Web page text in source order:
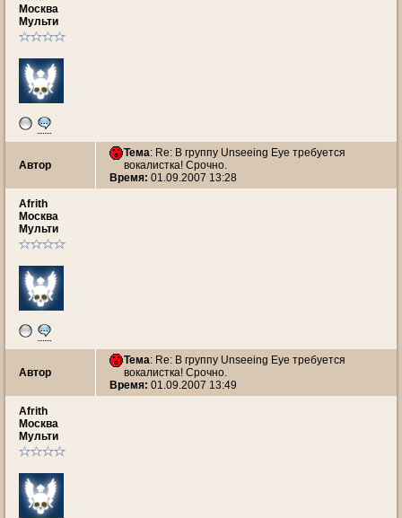
Москва
Мульти
Автор
Тема: Re: В группу Unseeing Eye требуется
вокалистка! Срочно.
Время: 01.09.2007 13:28
Afrith
Москва
Мульти
Автор
Тема: Re: В группу Unseeing Eye требуется
вокалистка! Срочно.
Время: 01.09.2007 13:49
Afrith
Москва
Мульти